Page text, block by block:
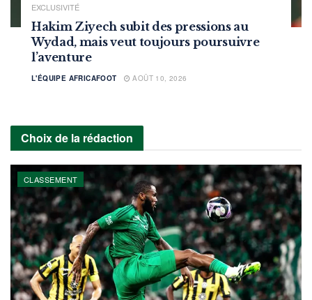
EXCLUSIVITÉ
Hakim Ziyech subit des pressions au
Wydad, mais veut toujours poursuivre
l’aventure
L'ÉQUIPE AFRICAFOOT AOÛT 10, 2026
Choix de la rédaction
CLASSEMENT